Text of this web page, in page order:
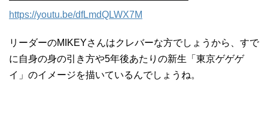
https://youtu.be/dfLmdQLWX7M
リーダーのMIKEYさんはクレバーな方でしょうから、すで
に自身の身の引き方や5年後あたりの新生「東京ゲゲゲ
イ」のイメージを描いているんでしょうね。